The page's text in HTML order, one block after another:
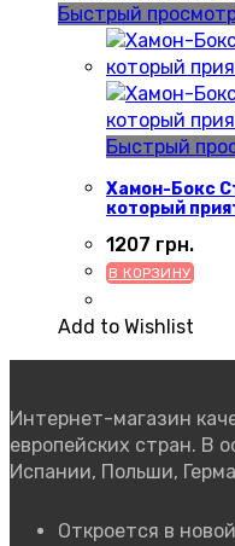
Быстрый
Быстрый
Хамон-Бокс
который
1207 грн.
В КОРЗИНУ
Add to Wishlist
Интернет-магазин
европейских стран. В
Испании, Польши,
Откроется в